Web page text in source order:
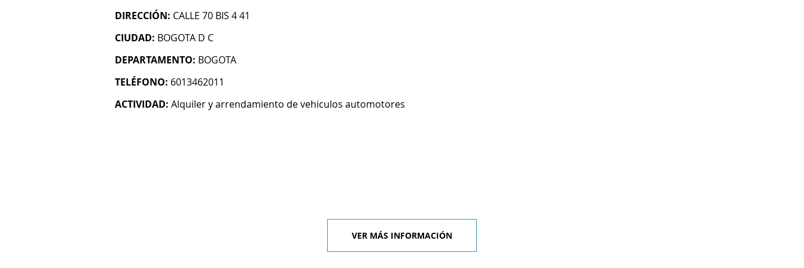
DIRECCIÓN: CALLE 70 BIS 4 41
CIUDAD: BOGOTA D C
DEPARTAMENTO: BOGOTA
TELÉFONO: 6013462011
ACTIVIDAD: Alquiler y arrendamiento de vehiculos automotores
VER MÁS INFORMACIÓN